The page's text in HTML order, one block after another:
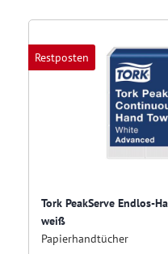
Restposten
Tork PeakServe Endlos-
weiß
Papierhandtücher